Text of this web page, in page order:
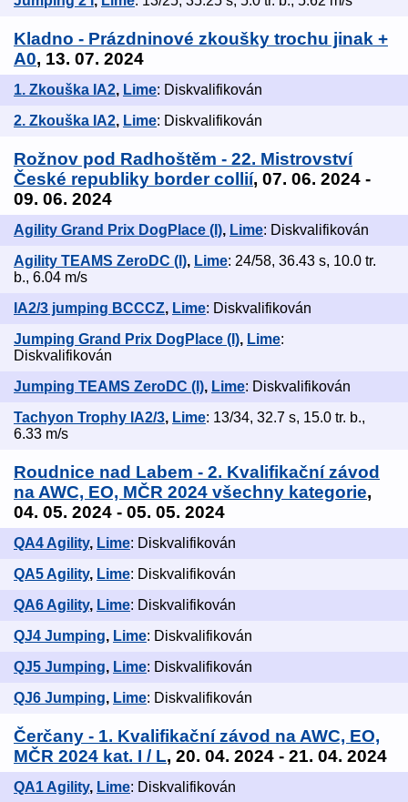
Kladno - Prázdninové zkoušky trochu jinak +
A0, 13. 07. 2024
1. Zkouška IA2, Lime: Diskvalifikován
2. Zkouška IA2, Lime: Diskvalifikován
Rožnov pod Radhoštěm - 22. Mistrovství
České republiky border collií, 07. 06. 2024 -
09. 06. 2024
Agility Grand Prix DogPlace (I), Lime: Diskvalifikován
Agility TEAMS ZeroDC (I), Lime: 24/58, 36.43 s, 10.0 tr.
b., 6.04 m/s
IA2/3 jumping BCCCZ, Lime: Diskvalifikován
Jumping Grand Prix DogPlace (I), Lime:
Diskvalifikován
Jumping TEAMS ZeroDC (I), Lime: Diskvalifikován
Tachyon Trophy IA2/3, Lime: 13/34, 32.7 s, 15.0 tr. b.,
6.33 m/s
Roudnice nad Labem - 2. Kvalifikační závod
na AWC, EO, MČR 2024 všechny kategorie,
04. 05. 2024 - 05. 05. 2024
QA4 Agility, Lime: Diskvalifikován
QA5 Agility, Lime: Diskvalifikován
QA6 Agility, Lime: Diskvalifikován
QJ4 Jumping, Lime: Diskvalifikován
QJ5 Jumping, Lime: Diskvalifikován
QJ6 Jumping, Lime: Diskvalifikován
Čerčany - 1. Kvalifikační závod na AWC, EO,
MČR 2024 kat. I / L, 20. 04. 2024 - 21. 04. 2024
QA1 Agility, Lime: Diskvalifikován